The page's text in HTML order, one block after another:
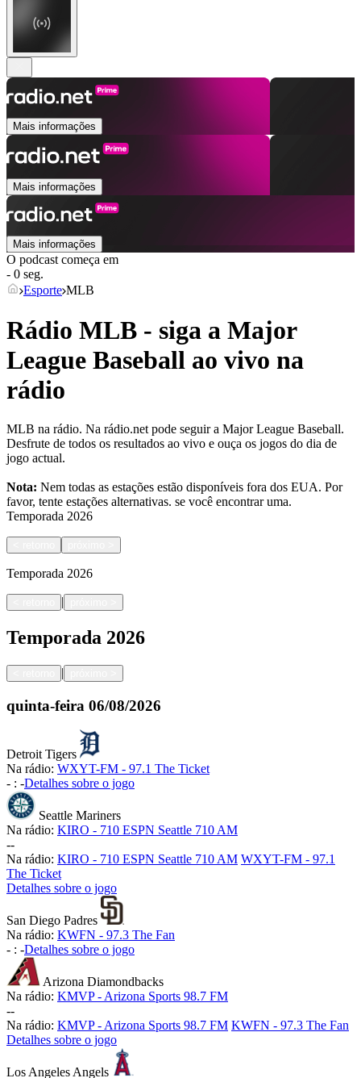
Mais informações
Mais informações
Mais informações
O podcast começa em
- 0 seg.
Esporte MLB
Rádio MLB - siga a Major
League Baseball ao vivo na
rádio
MLB na rádio. Na rádio.net pode seguir a Major League Baseball.
Desfrute de todos os resultados ao vivo e ouça os jogos do dia de
jogo actual.
Nota: Nem todas as estações estão disponíveis fora dos EUA. Por
favor, tente estações alternativas. se você encontrar uma.
Temporada 2026
Temporada 2026
|
Temporada 2026
|
quinta-feira 06/08/2026
Detroit Tigers
Na rádio: WXYT-FM - 97.1 The Ticket
- : -Detalhes sobre o jogo
Seattle Mariners
Na rádio: KIRO - 710 ESPN Seattle 710 AM
--
Na rádio: KIRO - 710 ESPN Seattle 710 AM WXYT-FM - 97.1
The Ticket
Detalhes sobre o jogo
San Diego Padres
Na rádio: KWFN - 97.3 The Fan
- : -Detalhes sobre o jogo
Arizona Diamondbacks
Na rádio: KMVP - Arizona Sports 98.7 FM
--
Na rádio: KMVP - Arizona Sports 98.7 FM KWFN - 97.3 The Fan
Detalhes sobre o jogo
Los Angeles Angels